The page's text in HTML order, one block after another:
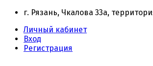
г. Рязань, Чкалова 33а,
Личный кабинет
Вход
Регистрация